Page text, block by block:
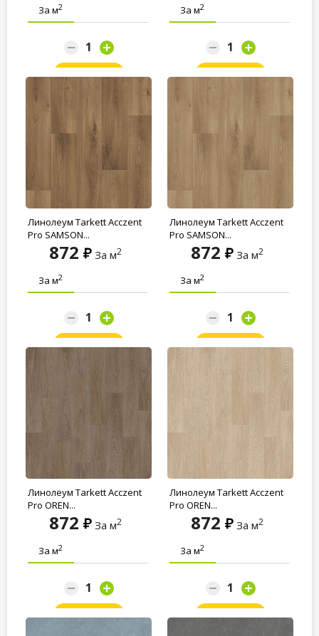
За м2 За м2
Линолеум Tarkett Acczent
Pro SAMSON...
872 За м2
За м2
Линолеум Tarkett Acczent
Pro SAMSON...
872 За м2
За м2
Линолеум Tarkett Acczent
Pro OREN...
872 За м2
За м2
Линолеум Tarkett Acczent
Pro OREN...
872 За м2
За м2